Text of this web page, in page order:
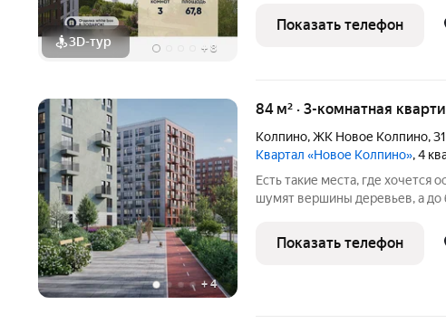
3D-тур + 8
(90%) открываются
Квартиры
Показать телефон
+ 4
84 м² · 3-комнатная
Колпино,ЖК Новое Колпино,31
Квартал «Новое Колпино», 4
Есть такие места, где хочется
шумят вершины деревьев, а
"Новое Колпино" в зеленом
проводить
Показать телефон